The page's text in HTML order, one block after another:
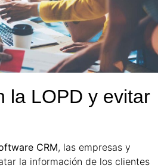
la LOPD y evitar
CRM, las empresas y
la información de los clientes